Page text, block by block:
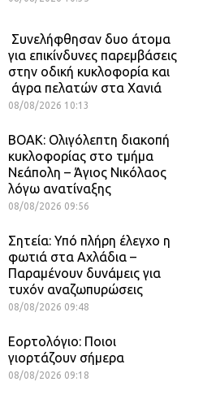
Συνελήφθησαν δυο άτομα
για επικίνδυνες παρεμβάσεις
στην οδική κυκλοφορία και
άγρα πελατών στα Χανιά
08/08/2026 10:13
ΒΟΑΚ: Ολιγόλεπτη διακοπή
κυκλοφορίας στο τμήμα
Νεάπολη – Άγιος Νικόλαος
λόγω ανατίναξης
08/08/2026 09:56
Σητεία: Υπό πλήρη έλεγχο η
φωτιά στα Αχλάδια –
Παραμένουν δυνάμεις για
τυχόν αναζωπυρώσεις
08/08/2026 09:48
Εορτολόγιο: Ποιοι
γιορτάζουν σήμερα
08/08/2026 09:18